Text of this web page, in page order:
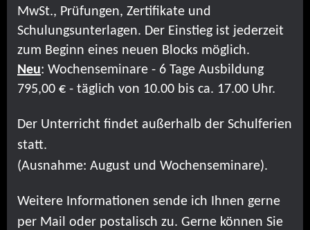
MwSt., Prüfungen, Zertifikate und
Schulungsunterlagen. Der Einstieg ist jederzeit
zum Beginn eines neuen Blocks möglich.
Neu: Wochenseminare - 6 Tage Ausbildung
795,00 € - täglich von 10.00 bis ca. 17.00 Uhr.
Der Unterricht findet außerhalb der Schulferien
statt.
(Ausnahme: August und Wochenseminare).
Weitere Informationen sende ich Ihnen gerne
per Mail oder postalisch zu. Gerne können Sie